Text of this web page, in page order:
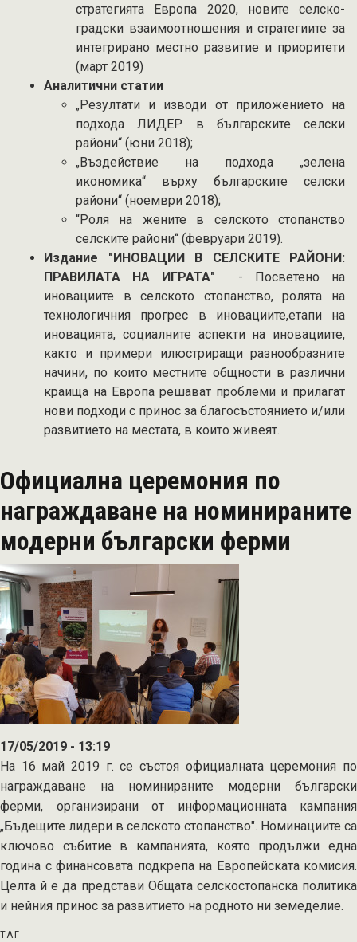
стратегията Европа 2020, новите селско-
градски взаимоотношения и стратегиите за
интегрирано местно развитие и приоритети
(март 2019)
Аналитични статии
„Резултати и изводи от приложението на
подхода ЛИДЕР в българските селски
райони“ (юни 2018);
„Въздействие на подхода „зелена
икономика“ върху българските селски
райони“ (ноември 2018);
“Роля на жените в селското стопанство
селските райони“ (февруари 2019).
Издание "ИНОВАЦИИ В СЕЛСКИТЕ РАЙОНИ:
ПРАВИЛАТА НА ИГРАТА" - Посветено на
иновациите в селското стопанство, ролята на
технологичния прогрес в иновациите,етапи на
иновацията, социалните аспекти на иновациите,
както и примери илюстриращи разнообразните
начини, по които местните общности в различни
краища на Европа решават проблеми и прилагат
нови подходи с принос за благосъстоянието и/или
развитието на местата, в които живеят.
Официална церемония по
награждаване на номинираните
модерни български ферми
17/05/2019 - 13:19
На 16 май 2019 г. се състоя официалната церемония по
награждаване на номинираните модерни български
ферми, организирани от информационната кампания
„Бъдещите лидери в селското стопанство". Номинациите са
ключово събитие в кампанията, която продължи една
година с финансовата подкрепа на Европейската комисия.
Целта й е да представи Общата селскостопанска политика
и нейния принос за развитието на родното ни земеделие.
ТАГ